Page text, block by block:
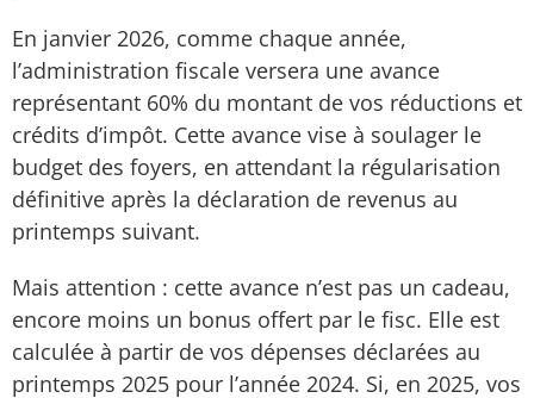
En janvier 2026, comme chaque année,
l’administration fiscale versera une avance
représentant 60% du montant de vos réductions et
crédits d’impôt. Cette avance vise à soulager le
budget des foyers, en attendant la régularisation
définitive après la déclaration de revenus au
printemps suivant.
Mais attention : cette avance n’est pas un cadeau,
encore moins un bonus offert par le fisc. Elle est
calculée à partir de vos dépenses déclarées au
printemps 2025 pour l’année 2024. Si, en 2025, vos